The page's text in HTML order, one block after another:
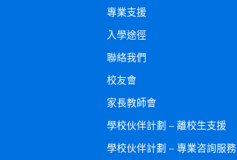
專業支援
入學途徑
聯絡我們
校友會
家長教師會
學校伙伴計劃 – 離校生支援
學校伙伴計劃 – 專業咨詢服務